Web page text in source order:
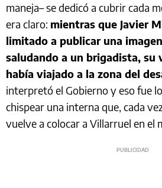
maneja– se dedicó a cubrir cada
era claro: mientras que Javier
limitado a publicar una
saludando a un brigadista, su
había viajado a la zona del
interpretó el Gobierno y eso fue
chispear una interna que, cada
vuelve a colocar a Villarruel en el